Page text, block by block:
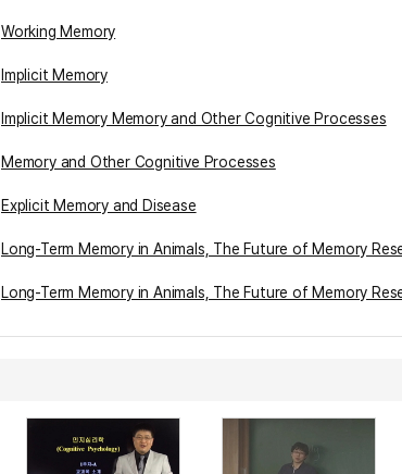
Working Memory
Implicit Memory
Implicit Memory Memory and Other Cognitive Processes
Memory and Other Cognitive Processes
Explicit Memory and Disease
Long-Term Memory in Animals, The Future of Memory
Long-Term Memory in Animals, The Future of Memory